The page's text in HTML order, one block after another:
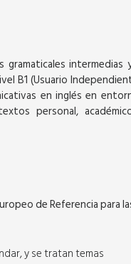
intermedias
B1 (Usuario
en inglés en
personal,
de Referencia para
y se tratan temas
SEPTIEMBRE
LEVEL A1